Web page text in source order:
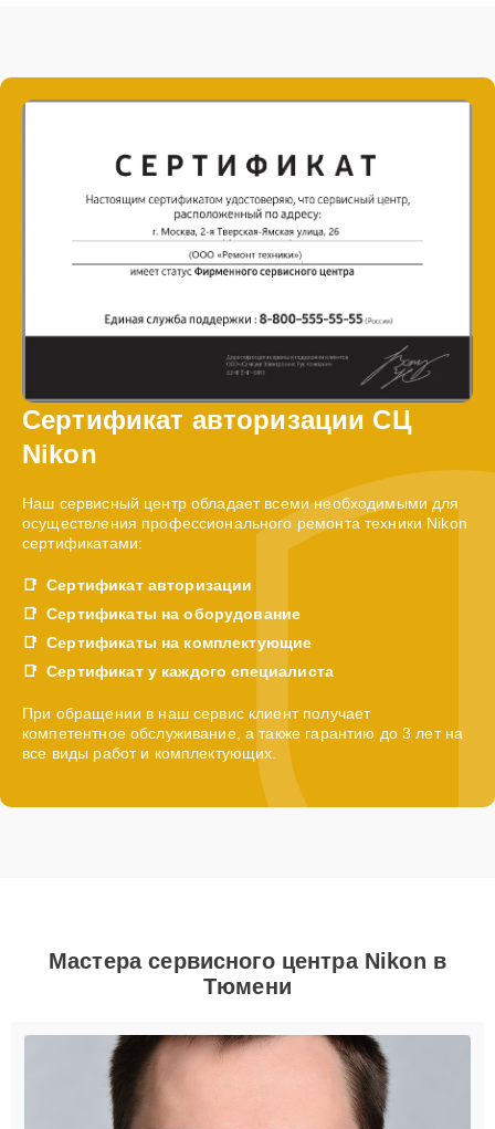
Сертификат авторизации СЦ
Nikon
Наш сервисный центр обладает всеми необходимыми для
осуществления профессионального ремонта техники Nikon
сертификатами:
Сертификат авторизации
Сертификаты на оборудование
Сертификаты на комплектующие
Сертификат у каждого специалиста
При обращении в наш сервис клиент получает
компетентное обслуживание, а также гарантию до 3 лет на
все виды работ и комплектующих.
Мастера сервисного центра Nikon в
Тюмени